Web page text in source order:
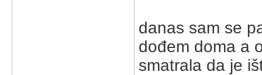
danas sam se
dođem doma a
smatrala da je